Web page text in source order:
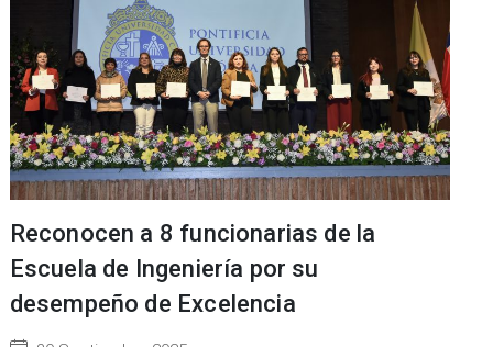
Reconocen a 8 funcionarias de la
Escuela de Ingeniería por su
desempeño de Excelencia